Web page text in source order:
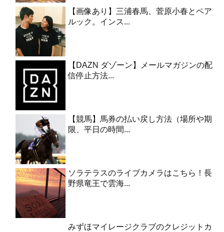
【画像あり】三浦春馬、菅原小春とペア
ルック。インス...
【DAZN ダゾーン】メールマガジンの配
信停止方法...
【競馬】馬券の払い戻し方法（場所や期
限、平日の時間...
ソラテラスのライブカメラはこちら！長
野県竜王で雲海...
みずほマイレージクラブのクレジットカ